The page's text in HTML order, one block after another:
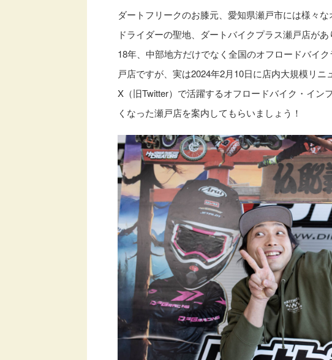
ダートフリークのお膝元、愛知県瀬戸市には様々
ドライダーの聖地、ダートバイクプラス瀬戸店が
18年、中部地方だけでなく全国のオフロードバイ
戸店ですが、実は2024年2月10日に店内大規模リ
X（旧Twitter）で活躍するオフロードバイク・イン
くなった瀬戸店を案内してもらいましょう！